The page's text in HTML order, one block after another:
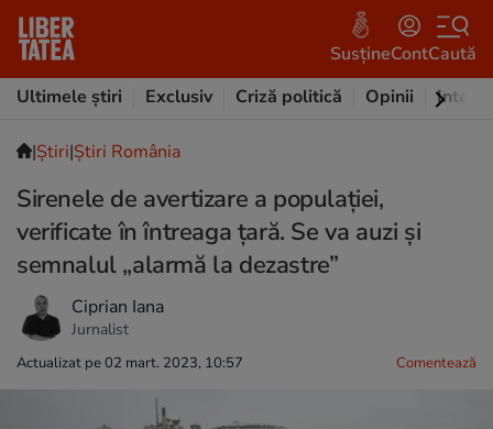
SusțineContCaută
Ultimele știri
Exclusiv Criză politică Opinii
|Ştiri|Știri România
Sirenele de avertizare a populației,
verificate în întreaga țară. Se va auzi și
semnalul „alarmă la dezastre”
Ciprian Iana
Jurnalist
Actualizat pe 02 mart. 2023, 10:57 Comentează